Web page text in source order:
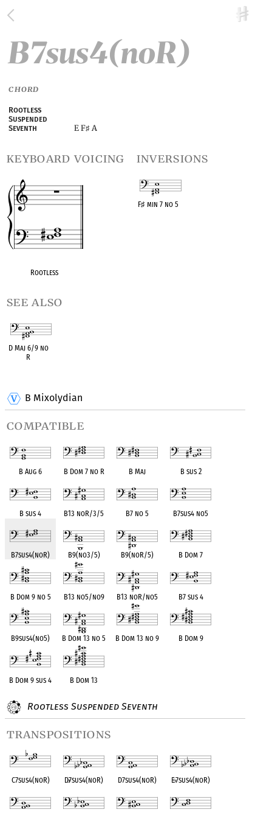
B Mixolydian
compatible
B Aug 6 B Dom 7 no R B Maj B sus 2
B sus 4 B13 noR/3/5 B7 no 5 B7sus4 no5
B7sus4(noR) B9(no3/5) B9(noR/5) B Dom 7
B Dom 9 no 5 B13 no5/no9 B13 noR/no5 B7 sus 4
B9sus4(no5) B Dom 13 no 5 B Dom 13 no 9 B Dom 9
B Dom 9 sus 4 B Dom 13
Rootless Suspended Seventh
transpositions
C7sus4(noR) D♭7sus4(noR) D7sus4(noR) E♭7sus4(noR)
B7sus4(noR)
CHORD
Rootless
Suspended
Seventh
E F♯ A
keyboard voicing
Rootless
inversions
F♯min 7 no 5
see also
D Maj 6/9 no
R